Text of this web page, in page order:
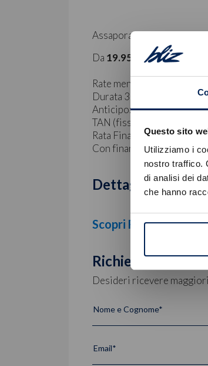
Questo sito
Utilizziamo i
nostro traffico.
di analisi dei
che hanno
Assapora la vera
Da 19.950€ oltre oneri
Rate mensili: 35 rate da
Durata 36 mesi.
Anticipo: 4.214€
TAN (fisso) 8,99% - TAEG
Rata Finale: 13.844€
Con finanziamento e
Dettagli
Scopri Fiat 600
Richiedi
Desideri ricevere
Nome e Cognome*
Email*